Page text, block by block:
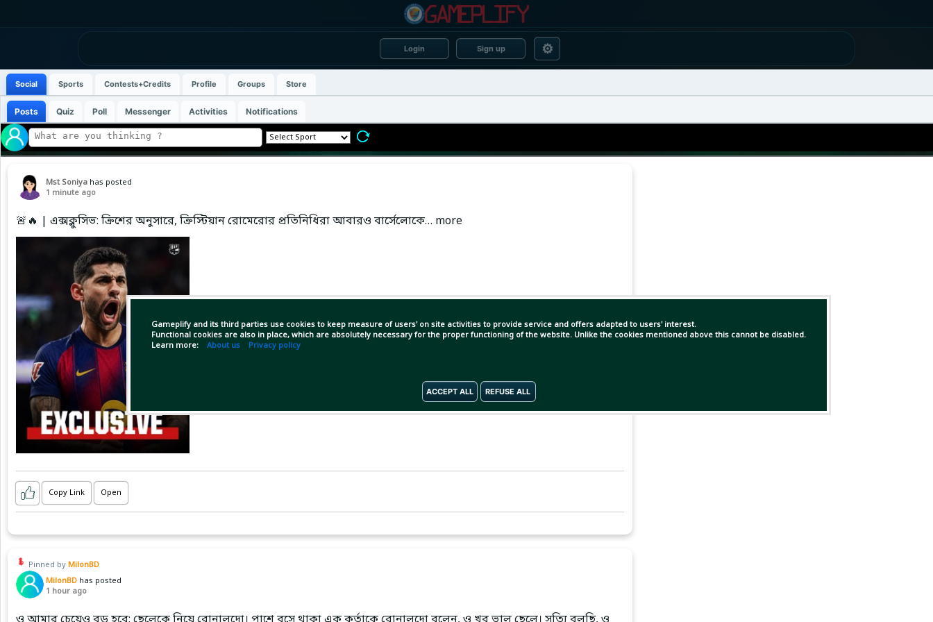
Login Sign up ⚙
Gameplify and its third parties use cookies to keep measure of users' on site activities to provide service and offers adapted to users' interest.
Functional cookies are also in place, which are absolutely necessary for the proper functioning of the website. Unlike the cookies mentioned above this cannot be disabled.
Learn more: About us Privacy policy
ACCEPT ALL REFUSE ALL
Social Sports Contests+Credits Profile Groups Store
Posts Quiz Poll Messenger Activities Notifications
Mst Soniya has posted
1 minute ago
🚨🔥 | এক্সক্লুসিভ: ক্রিশের অনুসারে, ক্রিস্টিয়ান রোমেরোর প্রতিনিধিরা আবারও বার্সেলোকে… more
Copy Link Open
Pinned by MilonBD
MilonBD has posted
1 hour ago